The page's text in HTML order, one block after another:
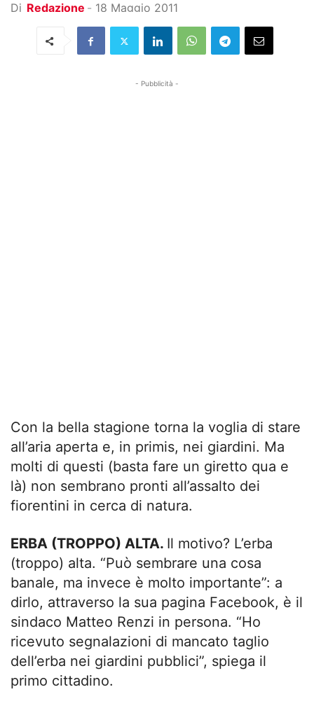
Di Redazione - 18 Maggio 2011
- Pubblicità -
Con la bella stagione torna la voglia di stare
all’aria aperta e, in primis, nei giardini. Ma
molti di questi (basta fare un giretto qua e
là) non sembrano pronti all’assalto dei
fiorentini in cerca di natura.
ERBA (TROPPO) ALTA. Il motivo? L’erba
(troppo) alta. “Può sembrare una cosa
banale, ma invece è molto importante”: a
dirlo, attraverso la sua pagina Facebook, è il
sindaco Matteo Renzi in persona. “Ho
ricevuto segnalazioni di mancato taglio
dell’erba nei giardini pubblici”, spiega il
primo cittadino.